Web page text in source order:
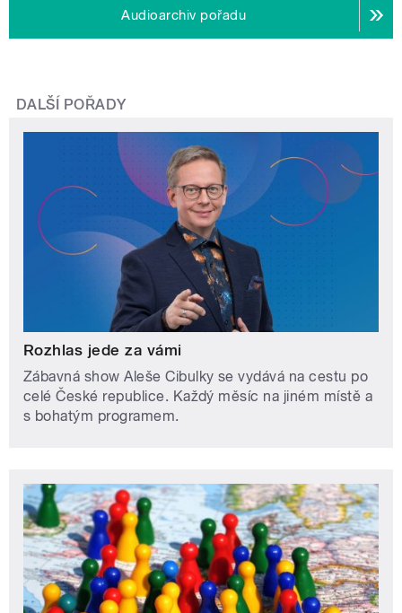
Audioarchiv pořadu
DALŠÍ POŘADY
Rozhlas jede za vámi
Zábavná show Aleše Cibulky se vydává na cestu po
celé České republice. Každý měsíc na jiném místě a
s bohatým programem.